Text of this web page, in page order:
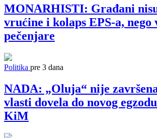
MONARHISTI: Građani
vrućine i kolaps EPS-a, nego
pečenjare
Politika pre 3 dana
NADA: „Oluja“ nije
vlasti dovela do novog
KiM